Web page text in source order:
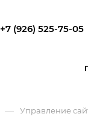
+7 (926) 525-75-05
— Управление